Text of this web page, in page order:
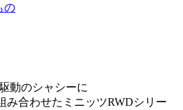
の
動のシャシーに
み合わせたミニッツRWDシリー